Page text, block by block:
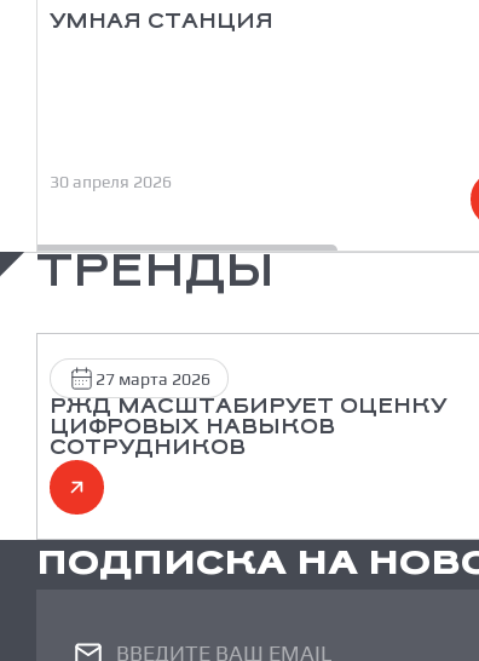
УМНАЯ СТАНЦИЯ
30 апреля 2026
ТРЕНДЫ
27 марта 2026
РЖД МАСШТАБИРУЕТ ОЦЕНКУ
ЦИФРОВЫХ НАВЫКОВ
СОТРУДНИКОВ
ПОДПИСКА НА